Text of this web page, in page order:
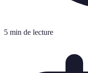
5 min de lecture